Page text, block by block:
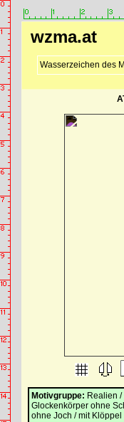
wzma.at
Wasserzeichen des
Motivgruppe: Realien
Glockenkörper ohne
ohne Joch / mit Klöppel